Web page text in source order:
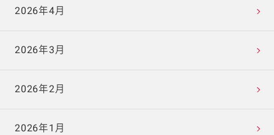
2026年4月
2026年3月
2026年2月
2026年1月